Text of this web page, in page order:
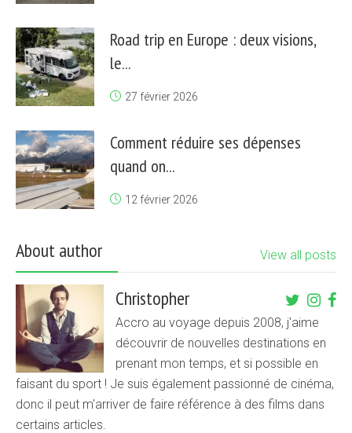
Road trip en Europe : deux visions,
le...
27 février 2026
Comment réduire ses dépenses
quand on...
12 février 2026
About author View all posts
Christopher
Accro au voyage depuis 2008, j'aime
découvrir de nouvelles destinations en
prenant mon temps, et si possible en
faisant du sport ! Je suis également passionné de cinéma,
donc il peut m'arriver de faire référence à des films dans
certains articles.